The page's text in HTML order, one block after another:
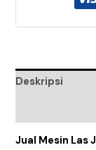
Deskripsi
Jual Mesin Las